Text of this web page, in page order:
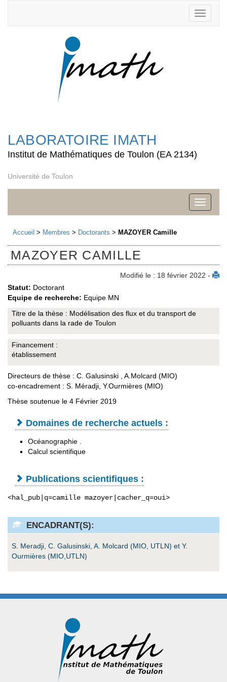
Toggle
LABORATOIRE IMATH
Institut de Mathématiques de Toulon (EA 2134)
Université de Toulon
Toggle
Accueil > Membres > Doctorants > MAZOYER Camille
MAZOYER CAMILLE
Modifié le : 18 février 2022 -
Statut: Doctorant
Equipe de recherche: Equipe MN
Titre de la thèse : Modélisation des flux et du transport de
polluants dans la rade de Toulon
Financement :
établissement
Directeurs de thèse : C. Galusinski , A.Molcard (MIO)
co-encadrement : S. Méradji, Y.Ourmières (MIO)
Thèse soutenue le 4 Février 2019
Domaines de recherche actuels :
Océanographie .
Calcul scientifique
Publications scientifiques :
<hal_pub|q=camille mazoyer|cacher_q=oui>
ENCADRANT(S):
S. Meradji, C. Galusinski, A. Molcard (MIO, UTLN) et Y.
Ourmières (MIO,UTLN)